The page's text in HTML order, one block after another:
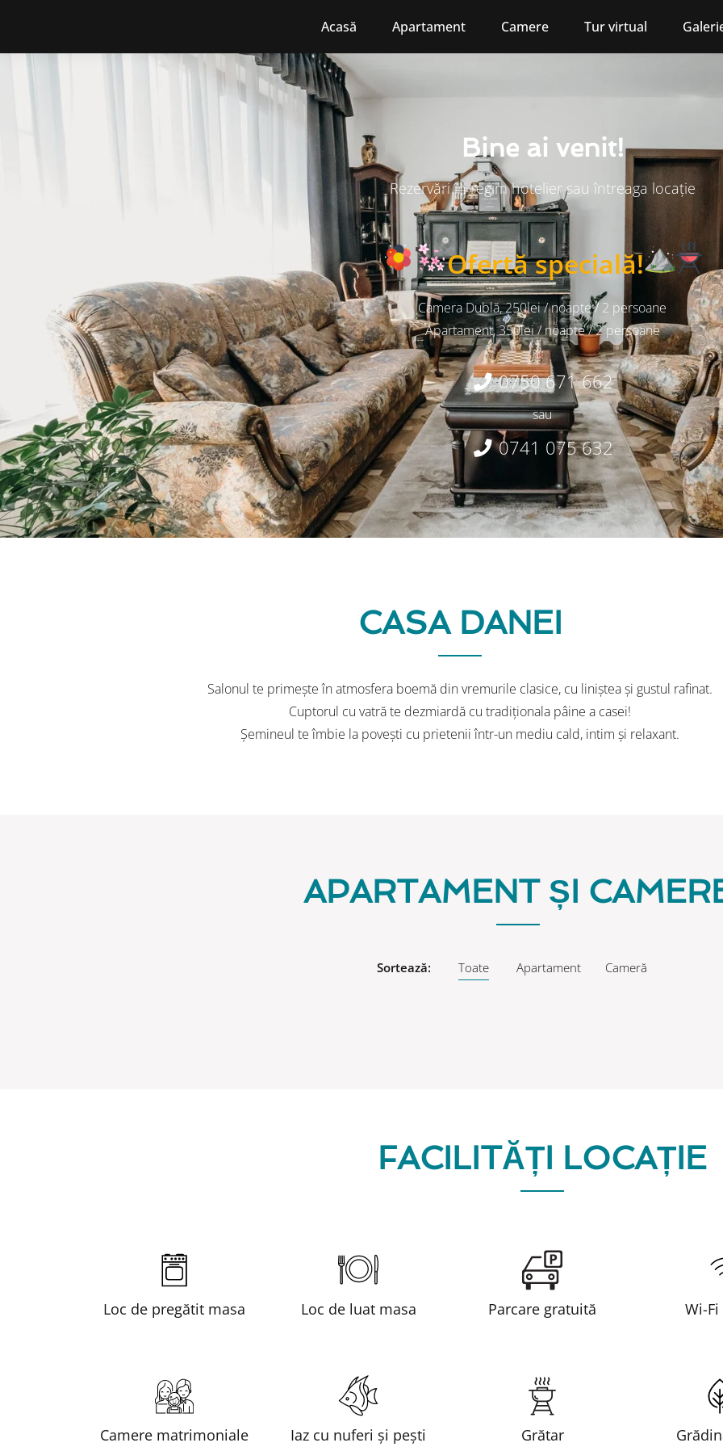
Acasă Apartament Camere Tur virtual
Bine ai venit!
Rezervări în regim hotelier sau întreaga locație
Ofertă specială!
Camera Dublă, 250lei / noapte / 2 persoane
Apartament, 350lei / noapte / 2 persoane
0750 671 662
sau
0741 075 632
CASA DANEI
Salonul te primește în atmosfera boemă din vremurile clasice, cu liniștea și gustul rafinat.
Cuptorul cu vatră te dezmiardă cu tradiționala pâine a casei!
Șemineul te îmbie la povești cu prietenii într-un mediu cald, intim și relaxant.
APARTAMENT ȘI
Sortează: Toate Apartament Cameră
FACILITĂȚI LOCAȚIE
Loc de pregătit masa Loc de luat masa Parcare gratuită Wi-
Camere matrimoniale Iaz cu nuferi și pești Grătar